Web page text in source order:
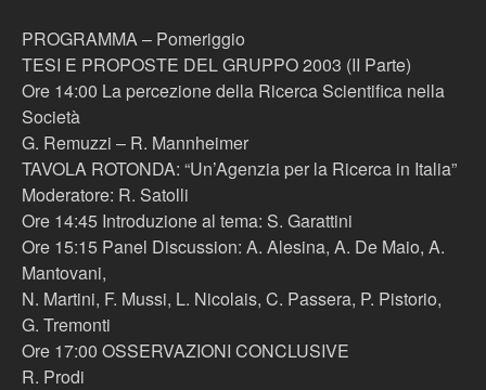
PROGRAMMA – Pomeriggio
TESI E PROPOSTE DEL GRUPPO 2003 (II Parte)
Ore 14:00 La percezione della Ricerca Scientifica nella
Società
G. Remuzzi – R. Mannheimer
TAVOLA ROTONDA: “Un’Agenzia per la Ricerca in Italia”
Moderatore: R. Satolli
Ore 14:45 Introduzione al tema: S. Garattini
Ore 15:15 Panel Discussion: A. Alesina, A. De Maio, A.
Mantovani,
N. Martini, F. Mussi, L. Nicolais, C. Passera, P. Pistorio,
G. Tremonti
Ore 17:00 OSSERVAZIONI CONCLUSIVE
R. Prodi